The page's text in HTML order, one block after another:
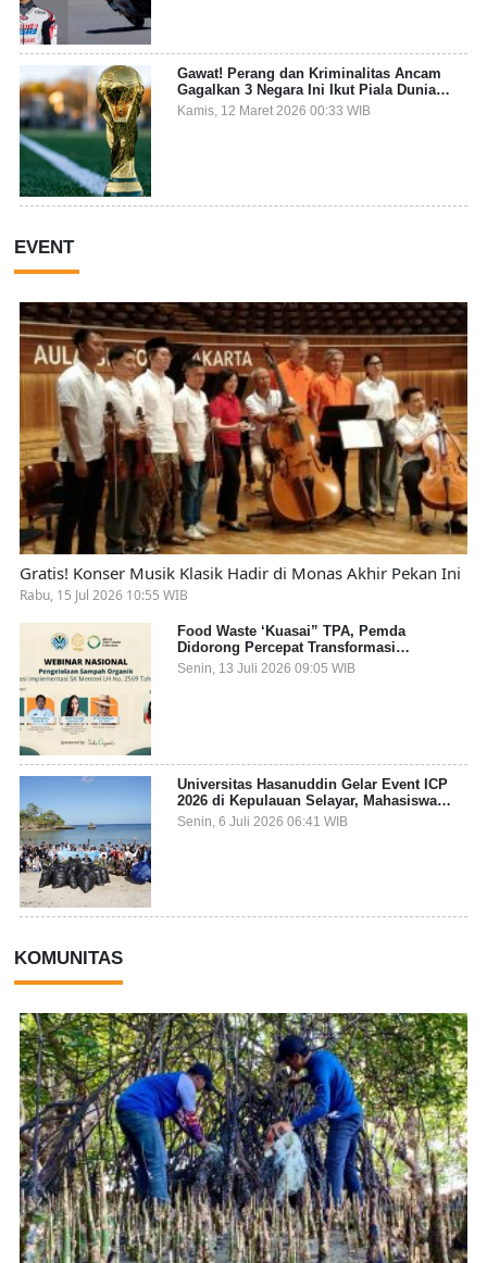
Gawat! Perang dan Kriminalitas Ancam
Gagalkan 3 Negara Ini Ikut Piala Dunia
2026
Kamis, 12 Maret 2026 00:33 WIB
EVENT
Gratis! Konser Musik Klasik Hadir di Monas Akhir Pekan Ini
Rabu, 15 Jul 2026 10:55 WIB
Food Waste ‘Kuasai” TPA, Pemda
Didorong Percepat Transformasi
Pengelolaan Sampah Organik dari Sumber
Senin, 13 Juli 2026 09:05 WIB
Universitas Hasanuddin Gelar Event ICP
2026 di Kepulauan Selayar, Mahasiswa
dari 27 Negara Jadi Partisipan
Senin, 6 Juli 2026 06:41 WIB
KOMUNITAS